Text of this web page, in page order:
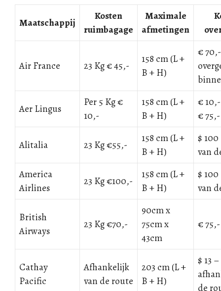
Maatschappij
Kosten
ruimbagage
Maximale
afmetingen
Air France 23 Kg € 45,-
158 cm (L +
B + H)
€
Aer Lingus
Per 5 Kg €
10,-
158 cm (L +
B + H)
€
€
Alitalia 23 Kg €55,-
158 cm (L +
B + H)
$
van
America
Airlines
23 Kg €100,-
158 cm (L +
B + H)
$
van
British
Airways
23 Kg €70,-
90cm x
75cm x
43cm
€
Cathay
Pacific
Afhankelijk
van de route
203 cm (L +
B + H)
$ 13
de